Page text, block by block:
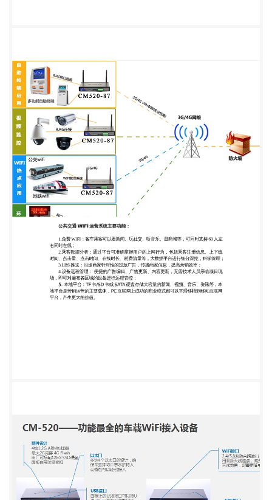
设备远程管理： 便捷的广告编辑、广告更新、内容更
新，无需技术人员亲临项目现 场，即可对遍布各区域
的设备进行远程管控； 5. 本地平台：TF 卡/SD 卡或
SATA 硬盘存储大容量的新闻、视频、音乐、资讯
等，本 地平台是营销运营的主要载体，PC 互联网上
成功的商业模式都可以平滑移植到移动互联网 平台，
产生更大的价值。 产品简介： 客车 WIFI 运营系统
组要由硬件终端与运营平台组成。融合先进的通信技
术与移动互 联网技术，以有线、3G/4G 转 WIFI 的方
式实现快速部署与信号覆盖。 硬件终端: WIFI 广告路
由器：CM520 组网拓扑图： 系统原理说明： 乘客
链接上 WIFI 后，会先看到广告信息；然后跳转到登
入、注册页面，对于首次 使 用公交 WIFI 的乘客需要
务，在本地平台上向乘客提供新闻 购物、社交、游戏
等移动应用下载及本地化生活服务，海量的流量产生
巨大的商业价值。 为公交企业提供视频监控接口，实
现智能调度业务，逐步打造基于移动通信与移动互联
网 业务的协同运营。 后台通过大数据的运营对乘客